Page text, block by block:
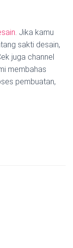
. Jika kamu
sakti desain,
juga channel
membahas
pembuatan,